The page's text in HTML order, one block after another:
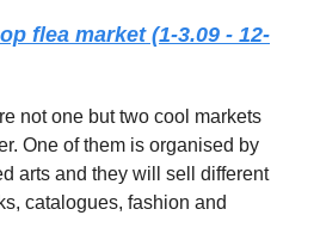
flea market (1-3.09 - 12-
not one but two cool markets
One of them is organised by
arts and they will sell different
catalogues, fashion and